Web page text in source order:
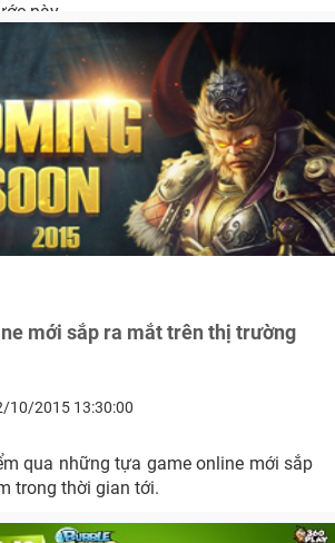
này.
mới sắp ra mắt trên thị trường
10/2015 13:30:00
qua những tựa game online mới sắp
trong thời gian tới.